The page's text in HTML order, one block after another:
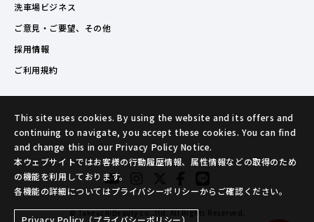
洗車場ビジネス
ご意見・ご要望、その他
採用情報
ご利用規約
© TakeuchiBeauty co.,ltd. All Rights Reserved.
This site uses cookies. By using the website and its offers and
continuing to navigate, you accept these cookies. You can find
and change this in our Privacy Policy Notice.
本ウェブサイトではお客様の行動履歴情報、属性情報などの取得のため
の機能を利用しております。
各機能の詳細についてはプライバシーポリシーからご確認ください。
Privacy Policy（プライバシーポリシー）